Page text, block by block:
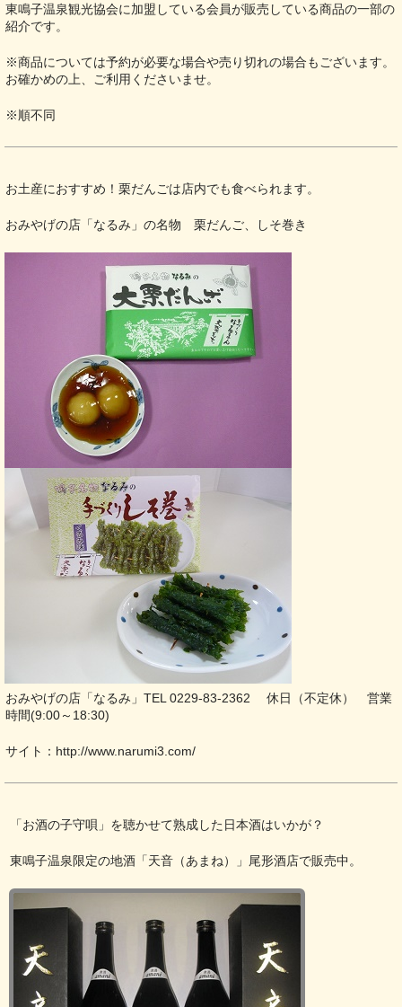
東鳴子温泉観光協会に加盟している会員が販売している商品の一部の
紹介です。
※商品については予約が必要な場合や売り切れの場合もございます。
お確かめの上、ご利用くださいませ。
※順不同
お土産におすすめ！栗だんごは店内でも食べられます。
おみやげの店「なるみ」の名物 栗だんご、しそ巻き
おみやげの店「なるみ」TEL 0229-83-2362 休日（不定休） 営業
時間(9:00～18:30)
サイト： http://www.narumi3.com/
「お酒の子守唄」を聴かせて熟成した日本酒はいかが？
東鳴子温泉限定の地酒「天音（あまね）」尾形酒店で販売中。